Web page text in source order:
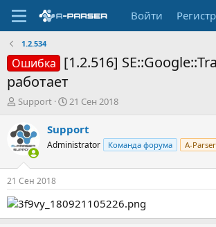
Войти
1.2.534
Ошибка [1.2.516]
работает
А
т
о
р
т
е
м
ы
Support
Д
т
а
н
а
л
21 Сен 2018
Support
Administrator Команда форума A-
21 Сен 2018